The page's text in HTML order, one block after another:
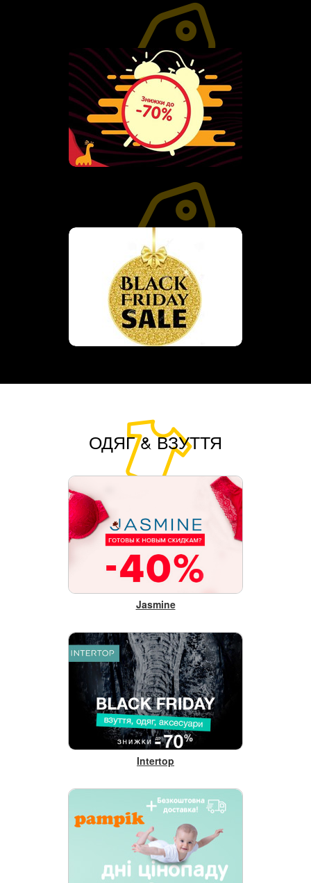
ОДЯГ & ВЗУТТЯ
Jasmine
Intertop